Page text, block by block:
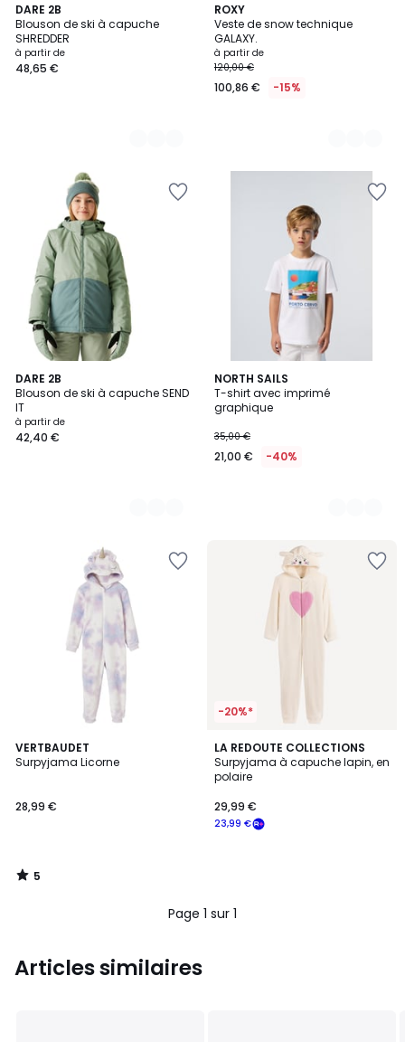
DARE 2B
Blouson de ski à capuche
SHREDDER
à partir de
48,65 €
2
Couleurs
ROXY
Veste de snow technique
GALAXY.
à partir de
120,00 €
100,86 € -15%
3
Couleurs
DARE 2B
Blouson de ski à capuche SEND
IT
à partir de
42,40 €
2
Couleurs
NORTH SAILS
T-shirt avec imprimé
graphique
35,00 €
21,00 € -40%
2
Couleurs
VERTBAUDET
Surpyjama Licorne
28,99 €
5
/
5
/
-20%*
LA REDOUTE COLLECTIONS
Surpyjama à capuche lapin, en
polaire
23,99 €
29,99 €
Page 1 sur 1
Articles similaires